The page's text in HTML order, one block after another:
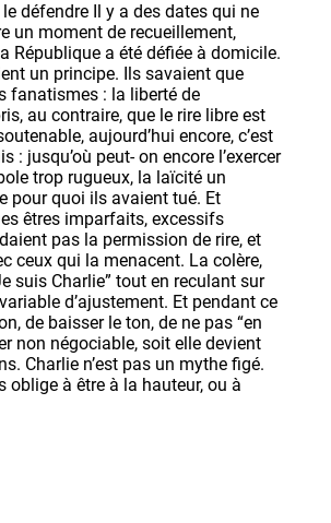
défendre Il y a des dates qui ne
un moment de recueillement,
République a été défiée à domicile.
un principe. Ils savaient que
fanatismes : la liberté de
au contraire, que le rire libre est
aujourd’hui encore, c’est
jusqu’où peut- on encore l’exercer
trop rugueux, la laïcité un
pour quoi ils avaient tué. Et
êtres imparfaits, excessifs
pas la permission de rire, et
ceux qui la menacent. La colère,
suis Charlie” tout en reculant sur
d’ajustement. Et pendant ce
de baisser le ton, de ne pas “en
non négociable, soit elle devient
Charlie n’est pas un mythe figé.
oblige à être à la hauteur, ou à